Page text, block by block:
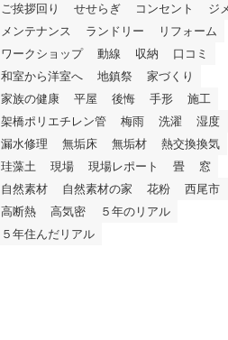
ご挨拶回り
せせらぎ コンセント
ジ
メンテナンス
ランドリー
リフォーム
ワークショップ
動線 収納
口コミ
和室から洋室へ
地鎮祭
家づくり
家族の健康
平屋 後悔 手形
施工
架橋ポリエチレン管
梅雨 洗濯 湿度
漏水修理
無垢床 無垢材
熱交換換気
珪藻土
現場 現場レポート 畳
窓
自然素材
自然素材の家 花粉 西尾市
高断熱
高気密
５年のリアル
５年住んだリアル